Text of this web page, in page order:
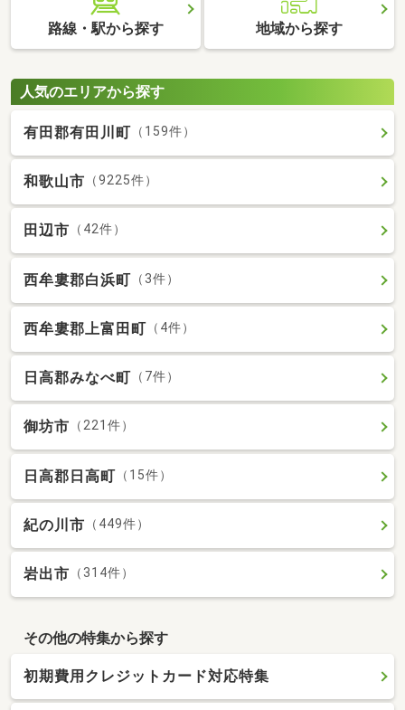
路線・駅から探す 地域から探す
人気のエリアから探す
有田郡有田川町 （159件）
和歌山市 （9225件）
田辺市 （42件）
西牟婁郡白浜町 （3件）
西牟婁郡上富田町 （4件）
日高郡みなべ町 （7件）
御坊市 （221件）
日高郡日高町 （15件）
紀の川市 （449件）
岩出市 （314件）
その他の特集から探す
初期費用クレジットカード対応特集